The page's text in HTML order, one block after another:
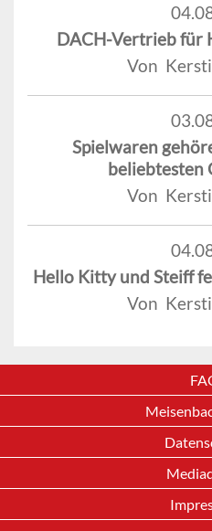
DACH-Vertrieb für
Von
Spielwaren
beliebtesten
Von
Hello Kitty und Steiff
Von